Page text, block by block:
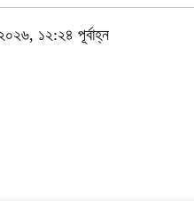
১২:২৪ পূর্বাহ্ন